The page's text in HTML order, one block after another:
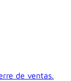
de ventas.